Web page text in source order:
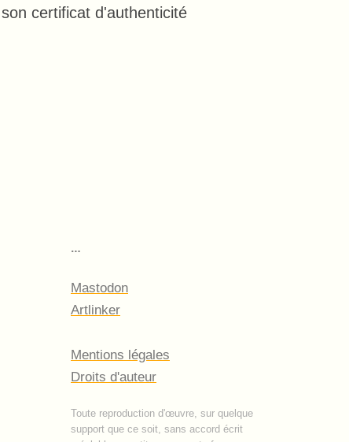
certificat d'authenticité
…
Mastodon
Artlinker
Mentions légales
Droits d'auteur
Toute reproduction d'œuvre, sur quelque
support que ce soit, sans accord écrit